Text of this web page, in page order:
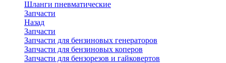
Шланги пневматические
Запчасти
Назад
Запчасти
Запчасти для бензиновых генераторов
Запчасти для бензиновых коперов
Запчасти для бензорезов и гайковертов